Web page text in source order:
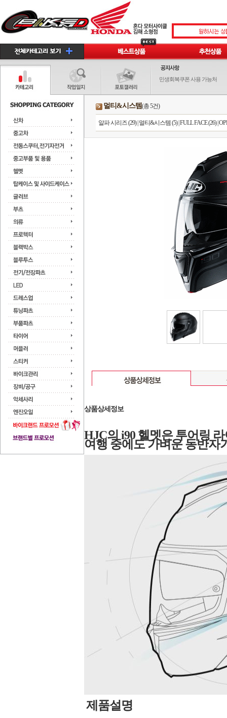
민생회복쿠폰 사용 가능처
멀티&시스템(총 5건)
알파 시리즈 (29)| 멀티&시스템 (5)| FULL FACE (26)|
상품상세정보
HJC의 i90 헬멧은 투어링
여행 중에도 가벼운 동반자
제품설명